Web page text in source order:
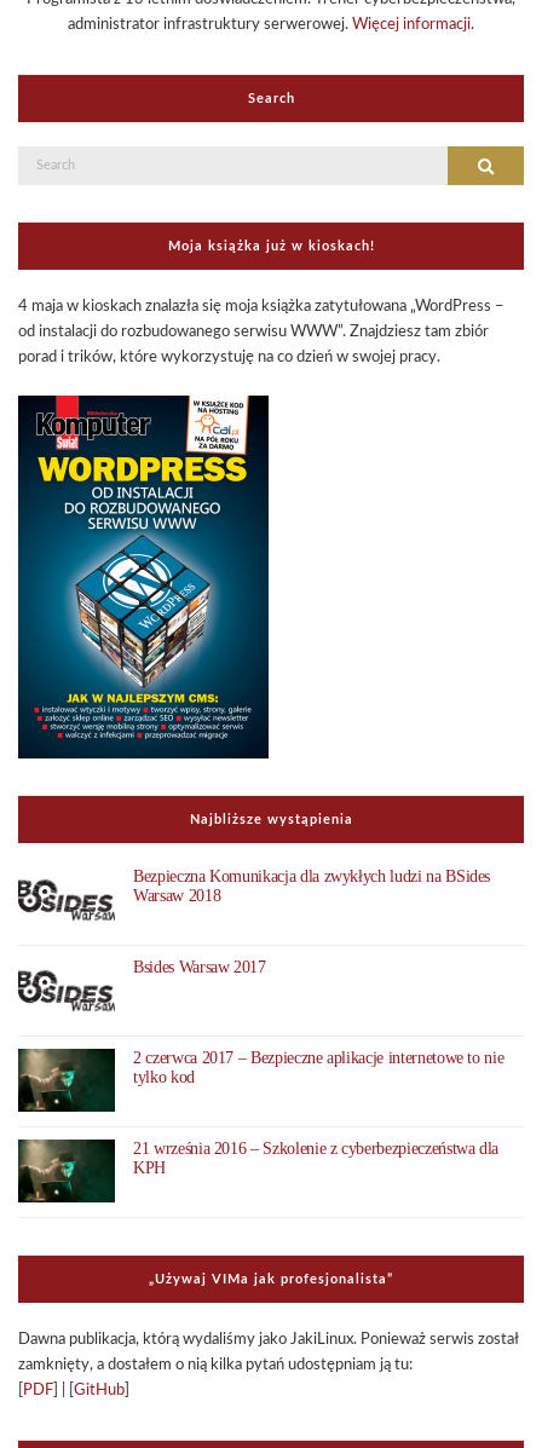
administrator infrastruktury serwerowej. Więcej informacji.
Search
Search
Moja książka już w kioskach!
4 maja w kioskach znalazła się moja książka zatytułowana „WordPress –
od instalacji do rozbudowanego serwisu WWW”. Znajdziesz tam zbiór
porad i trików, które wykorzystuję na co dzień w swojej pracy.
Najbliższe wystąpienia
Bezpieczna Komunikacja dla zwykłych ludzi na BSides
Warsaw 2018
Bsides Warsaw 2017
2 czerwca 2017 – Bezpieczne aplikacje internetowe to nie
tylko kod
21 września 2016 – Szkolenie z cyberbezpieczeństwa dla
KPH
„Uży­waj VIMa jak pro­fe­sjo­na­li­sta”
Dawna publi­ka­cja, którą wyda­li­śmy jako Jaki­Li­nux. Ponie­waż ser­wis został
zamknięty, a dosta­łem o nią kilka pytań udo­stęp­niam ją tu:
PDF GitHub